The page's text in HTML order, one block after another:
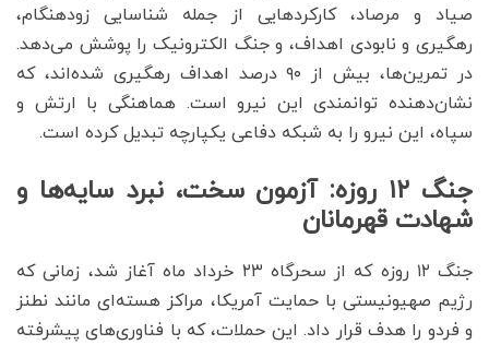
صیاد و مرصاد، کارکردهایی از جمله شناسایی زودهنگام،
رهگیری و نابودی اهداف، و جنگ الکترونیک را پوشش می‌دهد.
در تمرین‌ها، بیش از ۹۰ درصد اهداف رهگیری شده‌اند، که
نشان‌دهنده توانمندی این نیرو است. هماهنگی با ارتش و
سپاه، این نیرو را به شبکه دفاعی یکپارچه تبدیل کرده است.
جنگ ۱۲ روزه: آزمون سخت، نبرد سایه‌ها و
شهادت قهرمانان
جنگ ۱۲ روزه که از سحرگاه ۲۳ خرداد ماه آغاز شد، زمانی که
رژیم صهیونیستی با حمایت آمریکا، مراکز هسته‌ای مانند نطنز
و فردو را هدف قرار داد. این حملات، که با فناوری‌های پیشرفته